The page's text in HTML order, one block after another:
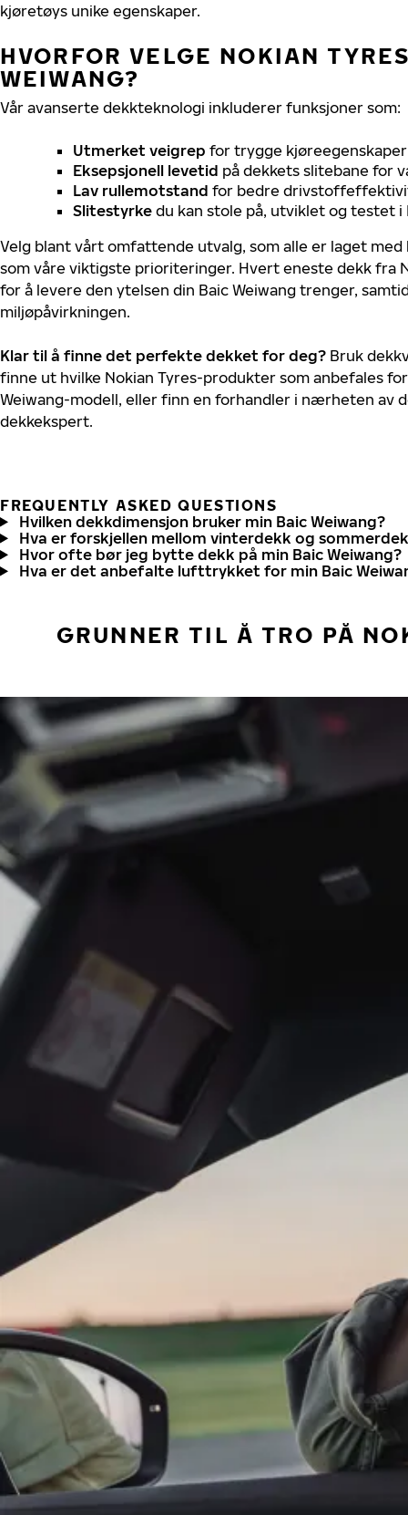
kjøretøys unike egenskaper.
HVORFOR VELGE NOKIAN
WEIWANG?
Vår avanserte dekkteknologi inkluderer funksjoner som:
Utmerket veigrep for trygge
Eksepsjonell levetid på dekkets slitebane for
Lav rullemotstand for bedre
Slitestyrke du kan stole på, utviklet og testet i
Velg blant vårt omfattende utvalg, som alle er laget
som våre viktigste prioriteringer. Hvert eneste dekk fra
for å levere den ytelsen din Baic Weiwang trenger,
miljøpåvirkningen.
Klar til å finne det perfekte dekket for deg? Bruk
finne ut hvilke Nokian Tyres-produkter som anbefales
Weiwang-modell, eller finn en forhandler i nærheten av
dekkekspert.
FREQUENTLY ASKED QUESTIONS
Hvilken dekkdimensjon bruker min Baic Weiwang?
Hva er forskjellen mellom vinterdekk og
Hvor ofte bør jeg bytte dekk på min Baic Weiwang?
Hva er det anbefalte lufttrykket for min Baic
GRUNNER TIL Å TRO PÅ